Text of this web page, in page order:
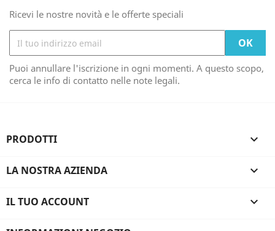
Ricevi le nostre novità e le offerte speciali
Puoi annullare l'iscrizione in ogni momenti. A questo scopo,
cerca le info di contatto nelle note legali.
PRODOTTI 
LA NOSTRA AZIENDA 
IL TUO ACCOUNT 